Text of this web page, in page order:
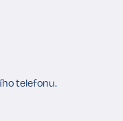
telefonu.